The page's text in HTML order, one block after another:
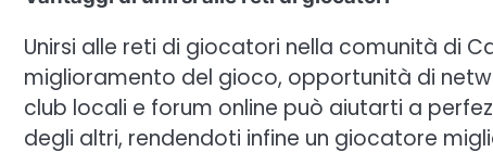
Unirsi alle reti di giocatori nella comunità di
miglioramento del gioco, opportunità di
club locali e forum online può aiutarti a
degli altri, rendendoti infine un giocatore